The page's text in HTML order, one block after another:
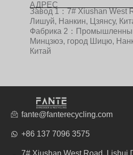
АДРЕС
Завод 1：7# Xiushan West
Лишуй, Нанкин, Цзянсу,
Фабрика 2：
Минцзюэ, город Шицю,
Китай
fante@fanterecycling.com
+86 137 7096 3575